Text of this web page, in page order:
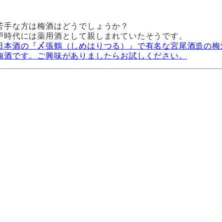
手な方は梅酒はどうでしょうか？
時代には薬用酒として親しまれていたそうです。
本酒の『〆張鶴（しめはりつる）』で有名な宮尾酒造の
酒です。ご興味がありましたらお試しください。